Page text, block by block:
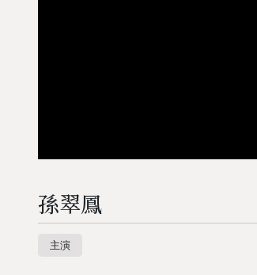
孫翠鳳
主演